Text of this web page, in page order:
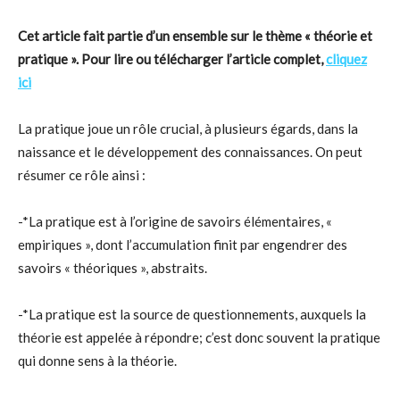
Cet article fait partie d’un ensemble sur le thème « théorie et
pratique ». Pour lire ou télécharger l’article complet,cliquez
ici
La pratique joue un rôle crucial, à plusieurs égards, dans la
naissance et le développement des connaissances. On peut
résumer ce rôle ainsi :
-*La pratique est à l’origine de savoirs élémentaires, «
empiriques », dont l’accumulation finit par engendrer des
savoirs « théoriques », abstraits.
-*La pratique est la source de questionnements, auxquels la
théorie est appelée à répondre; c’est donc souvent la pratique
qui donne sens à la théorie.